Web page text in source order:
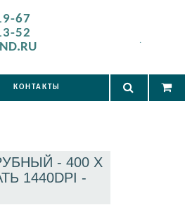
67
52
.
КОНТАКТЫ
- 400 X
1440DPI -